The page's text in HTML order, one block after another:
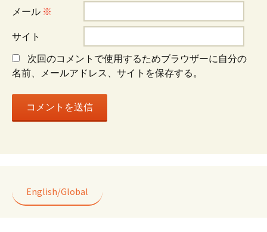
ョ
ン
メール ※
サイト
次回のコメントで使用するためブラウザーに自分の
名前、メールアドレス、サイトを保存する。
English/Global